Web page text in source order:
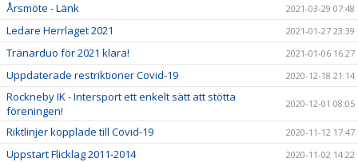
Årsmöte - Länk 2021-03-29 07:48
Ledare Herrlaget 2021 2021-01-27 23:39
Tränarduo för 2021 klara! 2021-01-06 16:27
Uppdaterade restriktioner Covid-19 2020-12-18 21:14
Rockneby IK - Intersport ett enkelt sätt att stötta
föreningen!
2020-12-01 08:05
Riktlinjer kopplade till Covid-19 2020-11-12 17:47
Uppstart Flicklag 2011-2014 2020-11-02 14:22